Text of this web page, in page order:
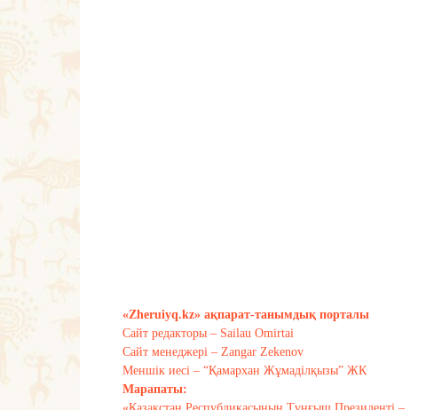
«Zheruiyq.kz» ақпарат-танымдық порталы
Сайт редакторы – Sailau Omirtai
Сайт менеджері – Zangar Zekenov
Меншік иесі – “Қамархан Жұмаділқызы” ЖК
Марапаты: